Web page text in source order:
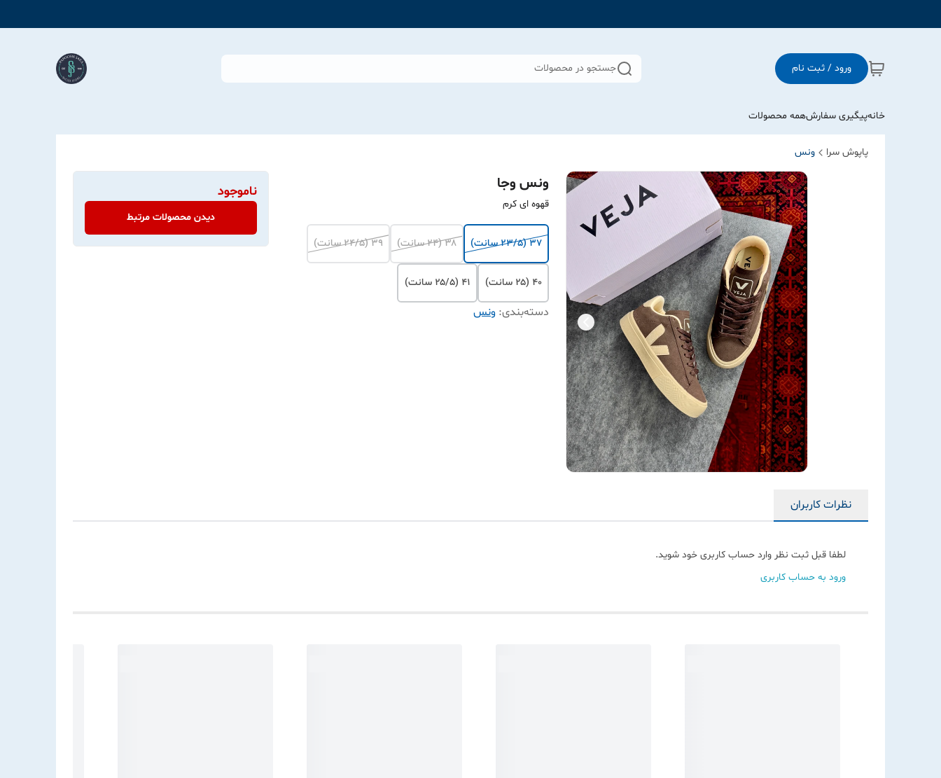
ورود / ثبت نام جستجو در محصولات
خانهپیگیری سفارشهمه محصولات
پاپوش سرا ونس
ونس وجا
قهوه ای کرم
۳۷ (۲۳/۵ سانت) ۳۸ (۲۴ سانت) ۳۹ (۲۴/۵ سانت)
۴۰ (۲۵ سانت) ۴۱ (۲۵/۵ سانت)
دسته‌بندی: ونس
ناموجود
دیدن محصولات مرتبط
نظرات کاربران
لطفا قبل ثبت نظر وارد حساب کاربری خود شوید.
ورود به حساب کاربری